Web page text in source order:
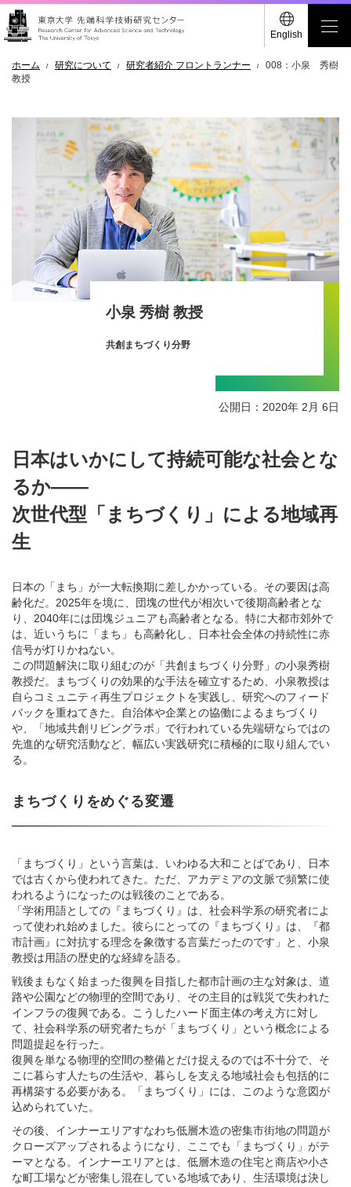
English
ホーム 研究について 研究者紹介 フロントランナー
008：小泉 秀樹
教授
小泉 秀樹 教授
共創まちづくり分野
公開日：2020年 2月 6日
日本はいかにして持続可能な社会とな
るか――
次世代型「まちづくり」による地域再
生
日本の「まち」が一大転換期に差しかかっている。その要因は高
齢化だ。2025年を境に、団塊の世代が相次いで後期高齢者とな
り、2040年には団塊ジュニアも高齢者となる。特に大都市郊外で
は、近いうちに「まち」も高齢化し、日本社会全体の持続性に赤
信号が灯りかねない。
この問題解決に取り組むのが「共創まちづくり分野」の小泉秀樹
教授だ。まちづくりの効果的な手法を確立するため、小泉教授は
自らコミュニティ再生プロジェクトを実践し、研究へのフィード
バックを重ねてきた。自治体や企業との協働によるまちづくり
や、「地域共創リビングラボ」で行われている先端研ならではの
先進的な研究活動など、幅広い実践研究に積極的に取り組んでい
る。
まちづくりをめぐる変遷
「まちづくり」という言葉は、いわゆる大和ことばであり、日本
では古くから使われてきた。ただ、アカデミアの文脈で頻繁に使
われるようになったのは戦後のことである。
「学術用語としての『まちづくり』は、社会科学系の研究者によ
って使われ始めました。彼らにとっての『まちづくり』は、『都
市計画』に対抗する理念を象徴する言葉だったのです」と、小泉
教授は用語の歴史的な経緯を語る。
戦後まもなく始まった復興を目指した都市計画の主な対象は、道
路や公園などの物理的空間であり、その主目的は戦災で失われた
インフラの復興である。こうしたハード面主体の考え方に対し
て、社会科学系の研究者たちが「まちづくり」という概念による
問題提起を行った。
復興を単なる物理的空間の整備とだけ捉えるのでは不十分で、そ
こに暮らす人たちの生活や、暮らしを支える地域社会も包括的に
再構築する必要がある。「まちづくり」には、このような意図が
込められていた。
その後、インナーエリアすなわち低層木造の密集市街地の問題が
クローズアップされるようになり、ここでも「まちづくり」がテ
ーマとなる。インナーエリアとは、低層木造の住宅と商店や小さ
な町工場などが密集し混在している地域であり、生活環境は決し